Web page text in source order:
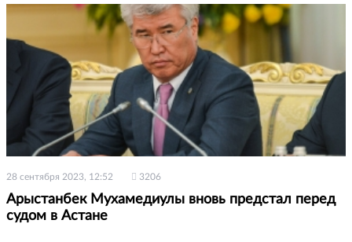
28 сентября 2023, 12:52 3206
Арыстанбек Мухамедиулы вновь предстал перед
судом в Астане